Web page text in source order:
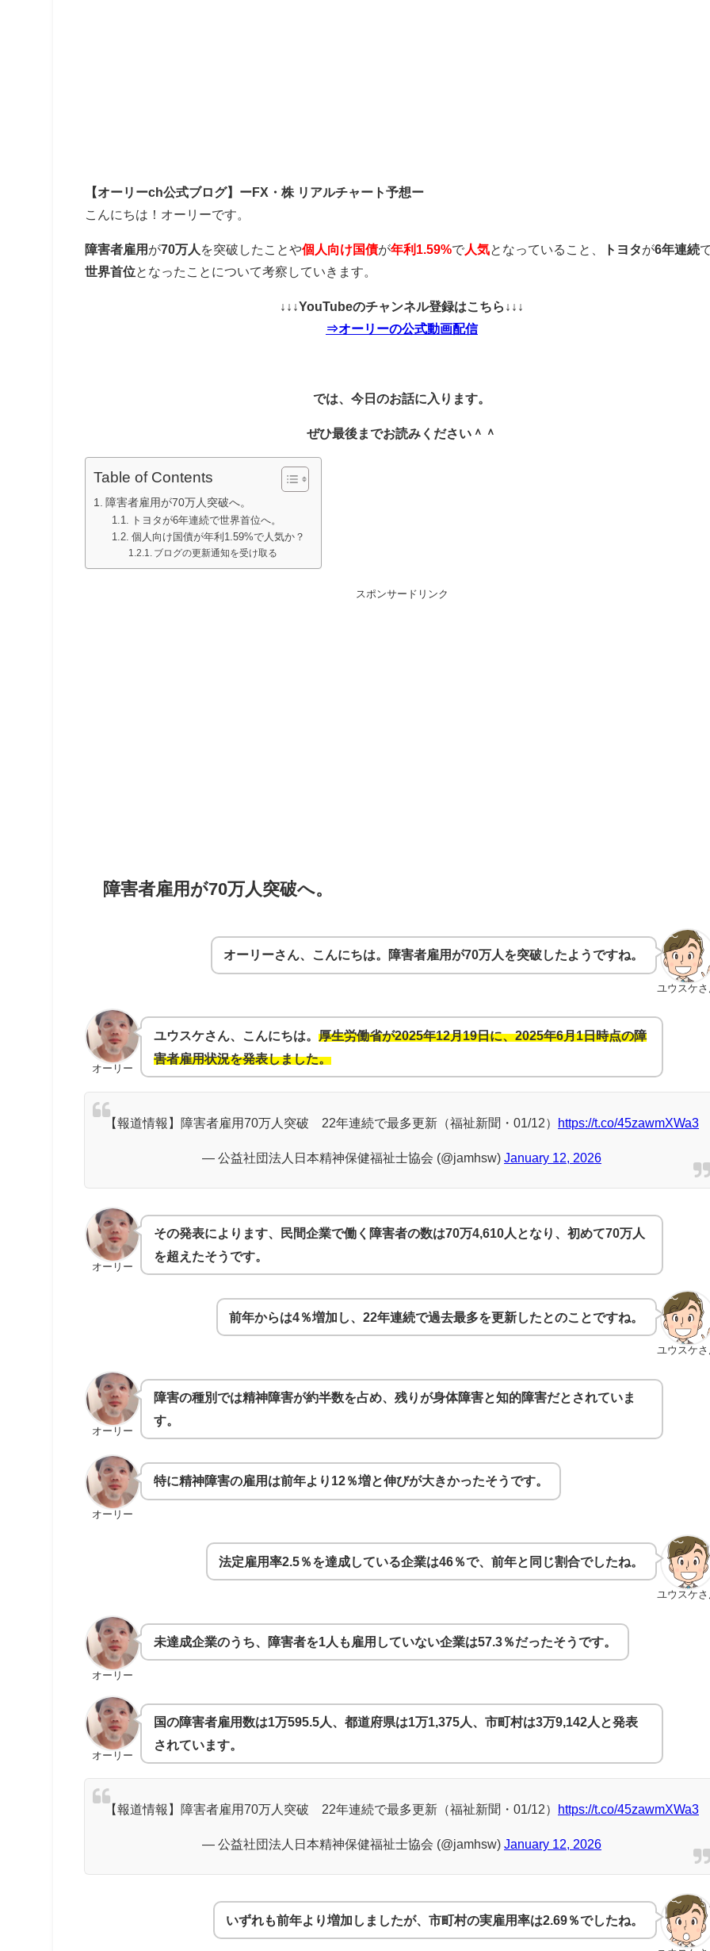
【オーリーch公式ブログ】ーFX・株 リアルチャート予想ー
こんにちは！オーリーです。
障害者雇用 が70万人 を突破したことや個人向け国債が年利1.59%で 人気となっていること、 トヨタが6年連続
世界首位となったことについて考察していきます。
↓↓↓YouTubeのチャンネル登録はこちら↓↓↓
⇒オーリーの公式動画配信
では、今日のお話に入ります。
ぜひ最後までお読みください＾＾
Table of Contents
障害者雇用が70万人突破へ。
トヨタが6年連続で世界首位へ。
個人向け国債が年利1.59%で人気か？
ブログの更新通知を受け取る
スポンサードリンク
障害者雇用が70万人突破へ。
ユウスケさ
オーリーさん、こんにちは。障害者雇用が70万人を突破したようですね。
オーリー
ユウスケさん、こんにちは。 厚生労働省が2025年12月19日に、2025年6月1日時点の障
害者雇用状況を発表しました。
【報道情報】障害者雇用70万人突破 22年連続で最多更新（福祉新聞・01/12） https://t.co/45zawmXWa3
— 公益社団法人日本精神保健福祉士協会 (@jamhsw) January 12, 2026
オーリー
その発表によります、民間企業で働く障害者の数は70万4,610人となり、初めて70万人
を超えたそうです。
ユウスケさ
前年からは4％増加し、22年連続で過去最多を更新したとのことですね。
オーリー
障害の種別では精神障害が約半数を占め、残りが身体障害と知的障害だとされていま
す。
オーリー
特に精神障害の雇用は前年より12％増と伸びが大きかったそうです。
ユウスケさ
法定雇用率2.5％を達成している企業は46％で、前年と同じ割合でしたね。
オーリー
未達成企業のうち、障害者を1人も雇用していない企業は57.3％だったそうです。
オーリー
国の障害者雇用数は1万595.5人、都道府県は1万1,375人、市町村は3万9,142人と発表
されています。
【報道情報】障害者雇用70万人突破 22年連続で最多更新（福祉新聞・01/12） https://t.co/45zawmXWa3
— 公益社団法人日本精神保健福祉士協会 (@jamhsw) January 12, 2026
いずれも前年より増加しましたが、市町村の実雇用率は2.69％でしたね。